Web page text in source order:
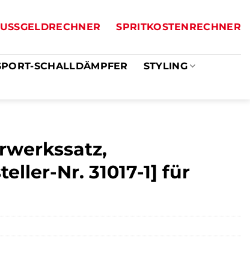
SPRITKOSTENRECHNER
SCHALLDÄMPFER
STYLING
Nr. 31017-1] für